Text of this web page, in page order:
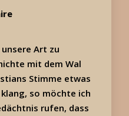
Art zu
mit dem Wal
Stimme etwas
so möchte ich
rufen, dass